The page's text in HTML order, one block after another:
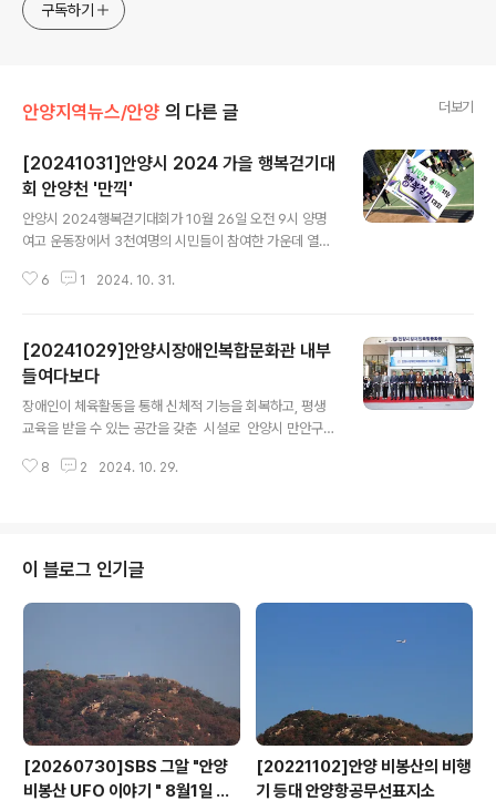
구독하기
안양지역뉴스/안양 의 다른 글 더보기
[20241031]안양시 2024 가을 행복걷기대
회 안양천 '만끽'
안양시 2024행복걷기대회가 10월 26일 오전 9시 양명
여고 운동장에서 3천여명의 시민들이 참여한 가운데 열렸
날 행복걷기대회는 안양2동 양명여고 운동장을 출발해 비
이번 행복걷기대회에 참가한 시민을 위해 TV, 공기청정
기, 전기밥솥, 전자레인지, 자전거, 쌀 등 다양한 경품을 준
비했다. 가벼운 운동복 차림으로 양명여고 운동장에 모인
안양시민들은 국민의례와 국민체조로 몸을 푼 후 세월교를
향해 출발, 반환점을 돌아온 사람들을 대상으로 양명여고
운동장에서 행운권 추첨을 했다. 2024 행복걷기대회 가을
6 1 2024. 10. 31.
[20241029]안양시장애인복합문화관 내부
들여다보다
장애인이 체육활동을 통해 신체적 기능을 회복하고, 평생
교육을 받을 수 있는 공간을 갖춘 시설로 안양시 만안구
지난 28일 오후 2시 최대호 시장을 비롯한 관계 공무
당구장, 탁구장, 체력단련실 등 각종 체육시설을 비롯해 평
생교육센터, 가족지원센터 등 다양한 시설을 한 건물에 갖
췄다. 장애인뿐만 아니라 비장애인도 체육시설을 이용할
로 기대된다. 안양시는 201..
8 2 2024. 10. 29.
이 블로그 인기글
[20260730]SBS 그알 "안양
비봉산 UFO 이야기 " 8월1일 방
[20221102]안양 비봉산의 비행
기 등대 안양항공무선표지소